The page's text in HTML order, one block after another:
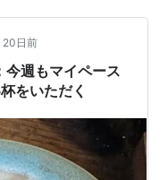
20日前
今週もマイペース
をいただく